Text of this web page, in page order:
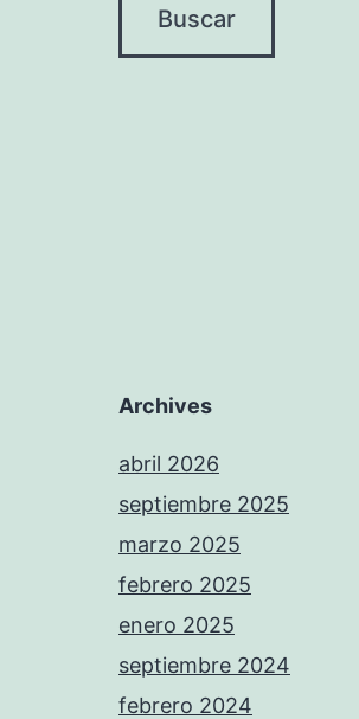
Archives
abril 2026
septiembre 2025
marzo 2025
febrero 2025
enero 2025
septiembre 2024
febrero 2024